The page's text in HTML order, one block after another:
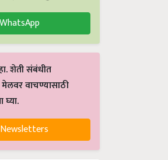
शेती संबंधीत
वाचण्यासाठी